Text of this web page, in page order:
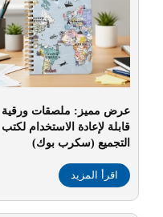
عرض مميز: ملصقات ورقية
قابلة لإعادة الاستخدام لكتب
التجميع (سكرب بوك)
وجهين، مناسبة للتدوين في
اليوميات
اقرأ المزيد